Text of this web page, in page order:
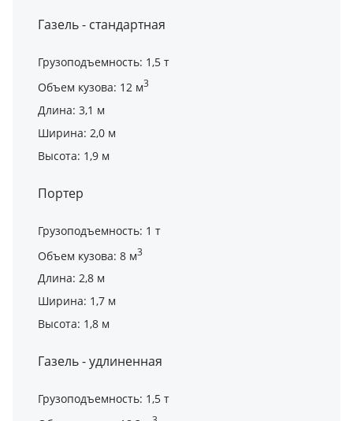
Газель - стандартная
Грузоподъемность: 1,5 т
Объем кузова: 12 м3
Длина: 3,1 м
Ширина: 2,0 м
Высота: 1,9 м
Портер
Грузоподъемность: 1 т
Объем кузова: 8 м3
Длина: 2,8 м
Ширина: 1,7 м
Высота: 1,8 м
Газель - удлиненная
Грузоподъемность: 1,5 т